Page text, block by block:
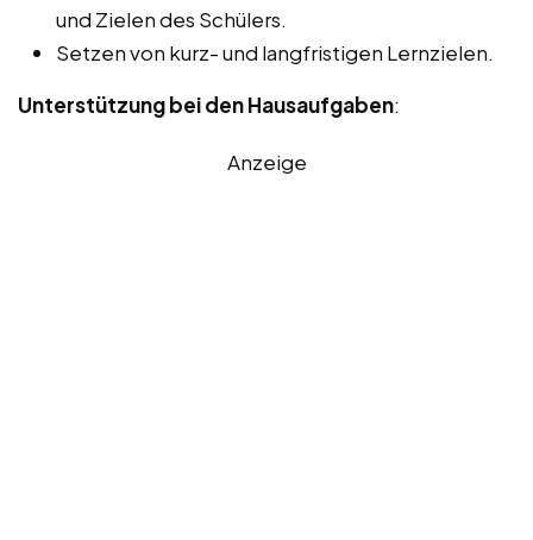
und Zielen des Schülers.
Setzen von kurz- und langfristigen Lernzielen.
Unterstützung bei den Hausaufgaben:
Anzeige